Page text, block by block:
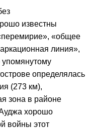
известны
«общее
линия»,
определялась
(273 км),
зона в районе
хорошо
войны этот